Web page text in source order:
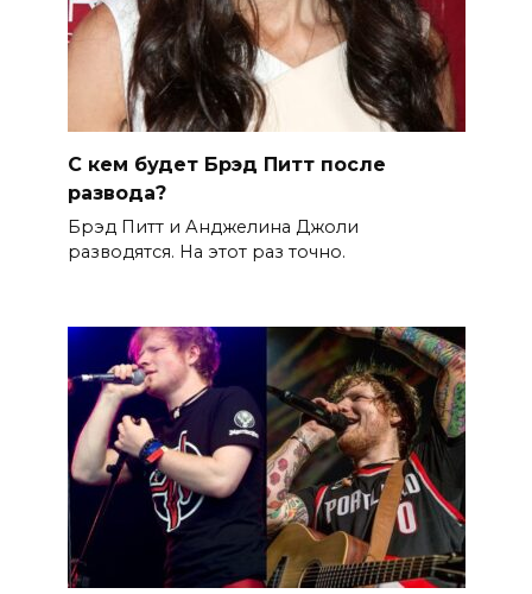
С кем будет Брэд Питт после
развода?
Брэд Питт и Анджелина Джоли
разводятся. На этот раз точно.